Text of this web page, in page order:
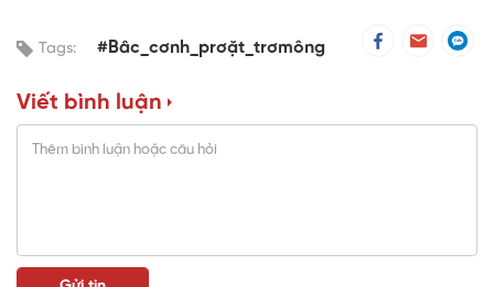
Tags: #Bâc_cơnh_prơặt_trơmông
Viết bình luận